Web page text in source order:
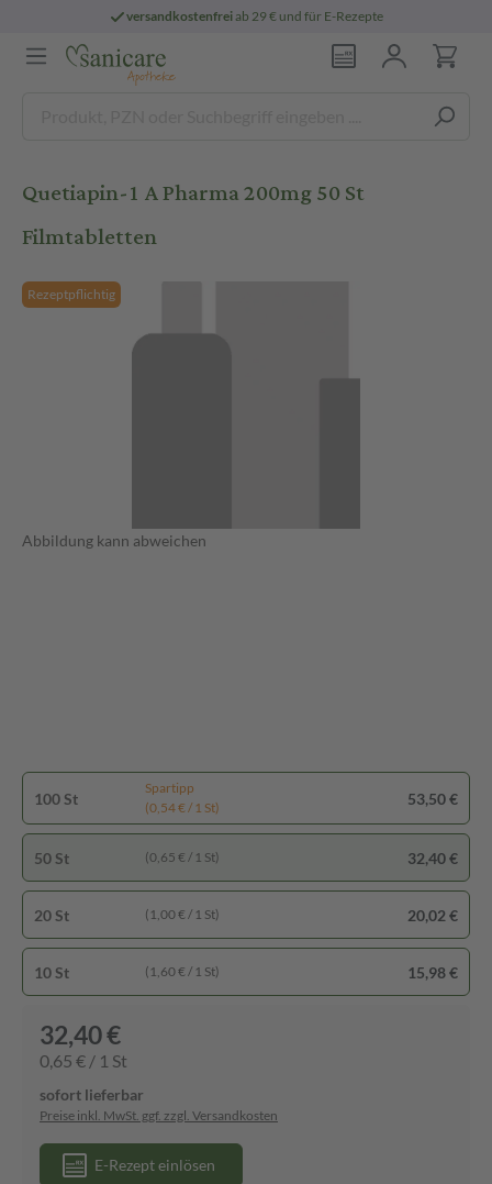
versandkostenfreiab 29 € und für E-Rezepte
Quetiapin-1 A Pharma 200mg 50 St
Filmtabletten
Rezeptpflichtig
Abbildung kann abweichen
100 St
Spartipp
(0,54 € / 1 St)
53,50 €
50 St (0,65 € / 1 St) 32,40 €
20 St (1,00 € / 1 St) 20,02 €
10 St (1,60 € / 1 St) 15,98 €
32,40 €
0,65 € / 1 St
sofort lieferbar
Preise inkl. MwSt. ggf. zzgl. Versandkosten
E-Rezept einlösen